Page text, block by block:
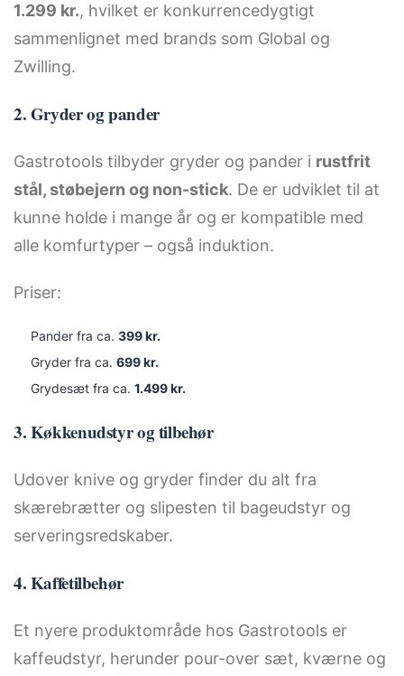
1.299 kr., hvilket er konkurrencedygtigt
sammenlignet med brands som Global og
Zwilling.
2. Gryder og pander
Gastrotools tilbyder gryder og pander i rustfrit
stål, støbejern og non-stick. De er udviklet til at
kunne holde i mange år og er kompatible med
alle komfurtyper – også induktion.
Priser:
Pander fra ca. 399 kr.
Gryder fra ca. 699 kr.
Grydesæt fra ca. 1.499 kr.
3. Køkkenudstyr og tilbehør
Udover knive og gryder finder du alt fra
skærebrætter og slipesten til bageudstyr og
serveringsredskaber.
4. Kaffetilbehør
Et nyere produktområde hos Gastrotools er
kaffeudstyr, herunder pour-over sæt, kværne og